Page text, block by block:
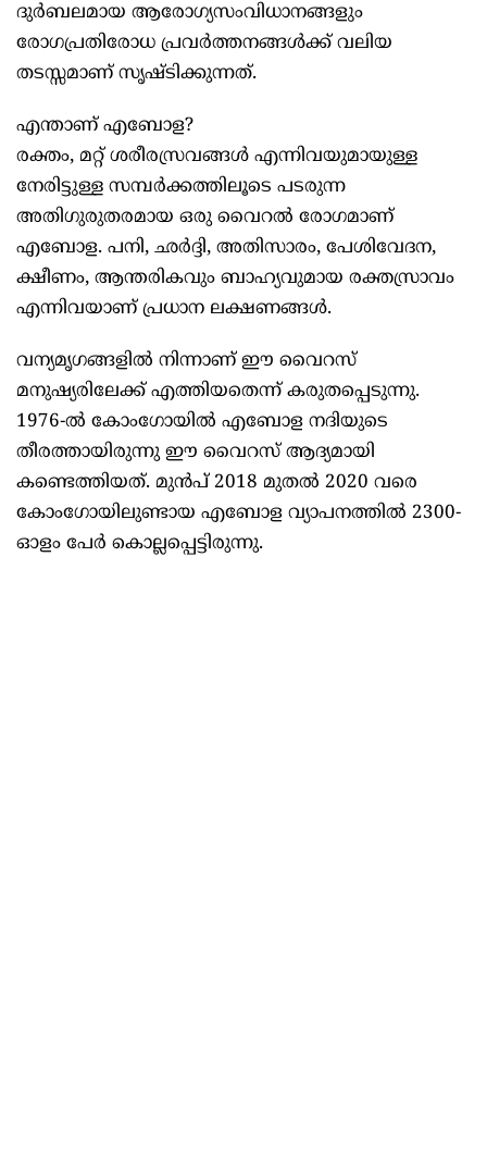
ദുർബലമായ ആരോഗ്യസംവിധാനങ്ങളും
രോഗപ്രതിരോധ പ്രവർത്തനങ്ങൾക്ക് വലിയ
തടസ്സമാണ് സൃഷ്ടിക്കുന്നത്.
എന്താണ് എബോള?
രക്തം, മറ്റ് ശരീരസ്രവങ്ങൾ എന്നിവയുമായുള്ള
നേരിട്ടുള്ള സമ്പർക്കത്തിലൂടെ പടരുന്ന
അതിഗുരുതരമായ ഒരു വൈറൽ രോഗമാണ്
എബോള. പനി, ഛർദ്ദി, അതിസാരം, പേശിവേദന,
ക്ഷീണം, ആന്തരികവും ബാഹ്യവുമായ രക്തസ്രാവം
എന്നിവയാണ് പ്രധാന ലക്ഷണങ്ങൾ.
വന്യമൃഗങ്ങളിൽ നിന്നാണ് ഈ വൈറസ്
മനുഷ്യരിലേക്ക് എത്തിയതെന്ന് കരുതപ്പെടുന്നു.
1976-ൽ കോംഗോയിൽ എബോള നദിയുടെ
തീരത്തായിരുന്നു ഈ വൈറസ് ആദ്യമായി
കണ്ടെത്തിയത്. മുൻപ് 2018 മുതൽ 2020 വരെ
കോംഗോയിലുണ്ടായ എബോള വ്യാപനത്തിൽ 2300-
ഓളം പേർ കൊല്ലപ്പെട്ടിരുന്നു.